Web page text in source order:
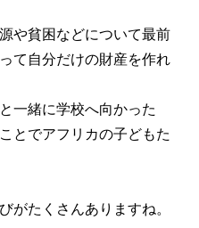
や貧困などについて最前
て自分だけの財産を作れ
一緒に学校へ向かった
とでアフリカの子どもた
がたくさんありますね。